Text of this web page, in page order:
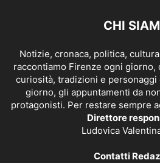
CHI
Notizie, cronaca, politica,
raccontiamo Firenze ogni giorno,
curiosità, tradizioni e personaggi
giorno, gli appuntamenti da
protagonisti. Per restare sempre
Direttore
Ludovica
Contatti